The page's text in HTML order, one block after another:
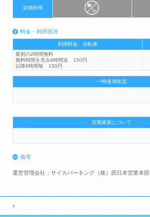
定期利用
料金・利用状況
利用料金 自転車
最初の2時間無料
無料時間を含み6時間迄 150円
以降8時間毎 150円
一時使用状況
定期更新について
備考
運営管理会社：サイカパーキング（株）西日本営業本部